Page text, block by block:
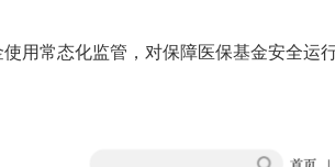
用常态化监管，对保障医保基金安全